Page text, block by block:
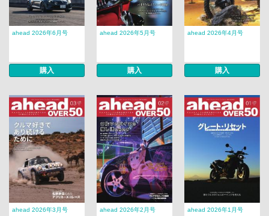
ahead 2026年6月号
購入
ahead 2026年5月号
購入
ahead 2026年4月号
購入
ahead 2026年3月号 ahead 2026年2月号 ahead 2026年1月号